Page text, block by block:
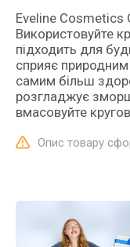
Eveline Cosmetics
Використовуйте
підходить для
сприяє природним
самим більш
розгладжує
вмасовуйте
Опис товару